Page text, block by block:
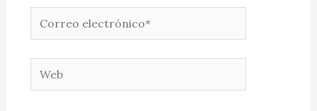
Correo
electrónico*
Web